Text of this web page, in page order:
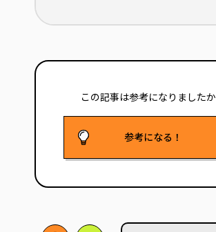
この記事は参考になりました
参考になる！